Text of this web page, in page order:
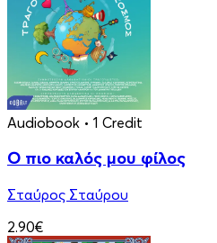
Audiobook • 1 Credit
Ο πιο καλός μου φίλος
Σταύρος Σταύρου
2.90€